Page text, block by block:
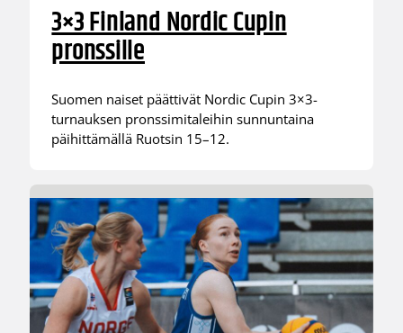
3×3 Finland Nordic Cupin
pronssille
Suomen naiset päättivät Nordic Cupin 3×3-
turnauksen pronssimitaleihin sunnuntaina
päihittämällä Ruotsin 15–12.